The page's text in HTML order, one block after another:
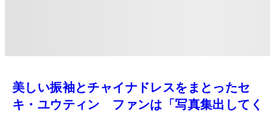
美しい振袖とチャイナドレスをまとったセ
キ・ユウティン ファンは「写真集出してく